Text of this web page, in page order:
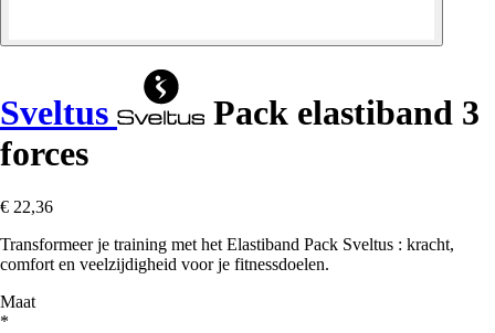
Sveltus
Pack elastiband 3
forces
€ 22,36
Transformeer je training met het Elastiband Pack Sveltus : kracht,
comfort en veelzijdigheid voor je fitnessdoelen.
Maat
*